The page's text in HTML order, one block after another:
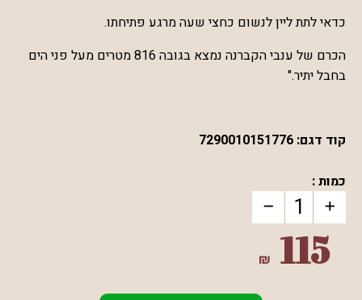
כדאי לתת ליין לנשום כחצי שעה מרגע פתיחתו.
הכרם של ענבי הקברנה נמצא בגובה 816 מטרים מעל פני הים
בחבל יתיר."
קוד דגם: 7290010151776
כמות :
115
₪